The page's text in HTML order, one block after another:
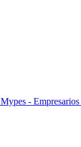
Mypes - Empresarios